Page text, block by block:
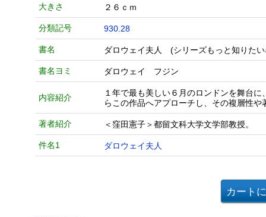
大きさ ２６ｃｍ
分類記号 930.28
書名 ダロウェイ夫人 (シリーズもっと知りた
書名ヨミ ダロウェイ フジン
内容紹介
１年で最も美しい６月のロンドンを舞台
らこの作品へアプローチし、その複層性
著者紹介 ＜窪田憲子＞都留文科大学文学部教授。
件名1 ダロウェイ夫人